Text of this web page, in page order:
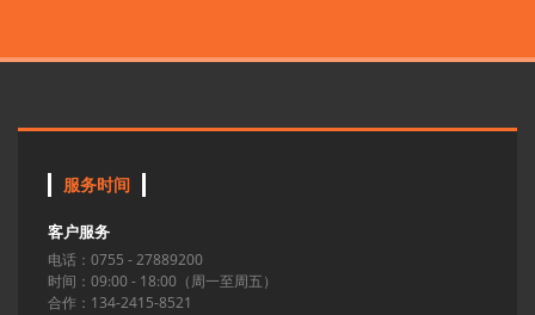
服务时间
客户服务
电话：0755 - 27889200
时间：09:00 - 18:00（周一至周五）
合作：134-2415-8521